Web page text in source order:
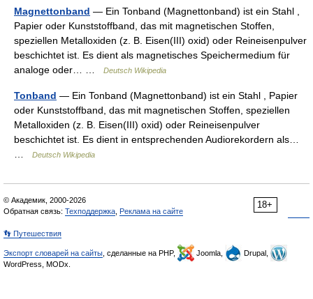
Magnettonband — Ein Tonband (Magnettonband) ist ein Stahl ,
Papier oder Kunststoffband, das mit magnetischen Stoffen,
speziellen Metalloxiden (z. B. Eisen(III) oxid) oder Reineisenpulver
beschichtet ist. Es dient als magnetisches Speichermedium für
analoge oder… …
Deutsch Wikipedia
Tonband — Ein Tonband (Magnettonband) ist ein Stahl , Papier
oder Kunststoffband, das mit magnetischen Stoffen, speziellen
Metalloxiden (z. B. Eisen(III) oxid) oder Reineisenpulver
beschichtet ist. Es dient in entsprechenden Audiorekordern als…
Deutsch Wikipedia
18+
© Академик, 2000-2026
Обратная связь: Техподдержка Реклама на сайте
👣 Путешествия
Экспорт словарей на сайты , сделанные на PHP, Joomla,
Drupal,
WordPress, MODx.